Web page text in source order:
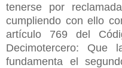
tenerse por
cumpliendo con ello
artículo 769 del
Decimotercero: Que
fundamenta el